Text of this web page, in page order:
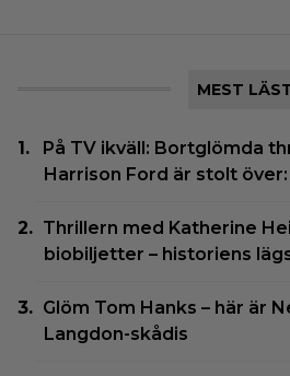
MEST
På TV ikväll: Bortglömda
Harrison Ford är stolt över:
Thrillern med Katherine
biobiljetter – historiens
Glöm Tom Hanks – här är
Langdon-skådis